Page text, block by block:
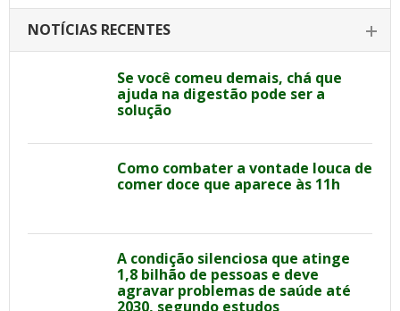
NOTÍCIAS RECENTES
Se você comeu demais, chá que
ajuda na digestão pode ser a
solução
Como combater a vontade louca de
comer doce que aparece às 11h
A condição silenciosa que atinge
1,8 bilhão de pessoas e deve
agravar problemas de saúde até
2030, segundo estudos